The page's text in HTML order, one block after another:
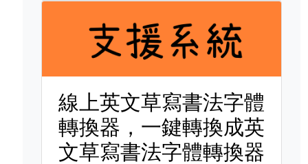
線上英文草寫書法字體
轉換器，一鍵轉換成英
文草寫書法字體轉換器